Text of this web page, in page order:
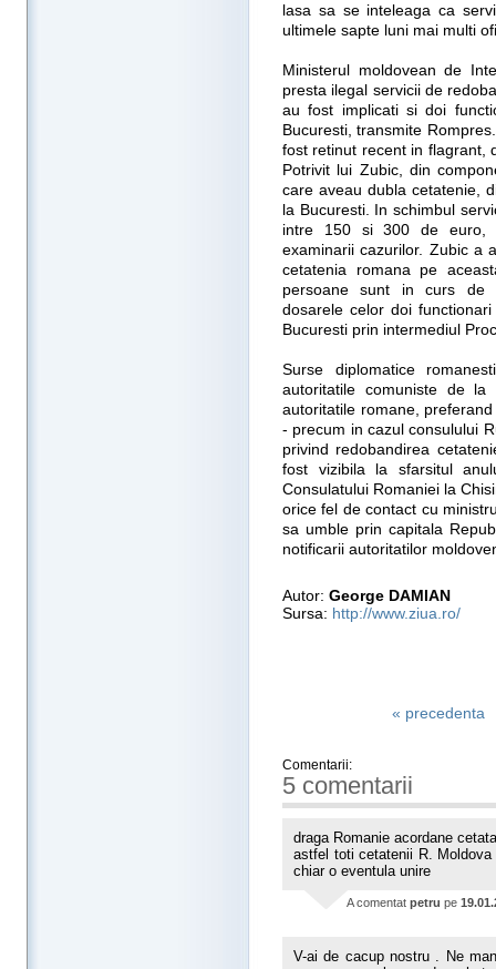
lasa sa se inteleaga ca
ultimele sapte luni mai multi
Ministerul moldovean de
presta ilegal servicii de
au fost implicati si doi
Bucuresti, transmite
fost retinut recent in flagrant,
Potrivit lui Zubic, din
care aveau dubla cetatenie,
la Bucuresti. In schimbul
intre 150 si 300 de euro,
examinarii cazurilor. Zubic a
cetatenia romana pe
persoane sunt in curs de
dosarele celor doi
Bucuresti prin intermediul
Surse diplomatice
autoritatile comuniste de la
autoritatile romane,
- precum in cazul consulului
privind redobandirea
fost vizibila la sfarsitul
Consulatului Romaniei la
orice fel de contact cu
sa umble prin capitala
notificarii autoritatilor
Autor: George DAMIAN
Sursa: http://www.ziua.ro/
« precedenta
Comentarii:
5 comentarii
draga Romanie acordane
astfel toti cetatenii R.
chiar o eventula unire
A comentat petru pe
V-ai de cacup nostru . Ne